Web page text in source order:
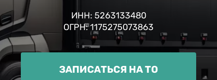
ИНН: 5263133480
ОГРН: 1175275073863
ЗАПИСАТЬСЯ НА ТО